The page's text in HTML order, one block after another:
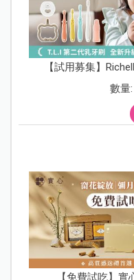
【試用募集】
數量
【免費試吃】